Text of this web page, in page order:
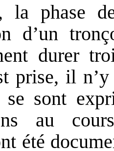
la phase
d’un
durer
prise, il
sont
au
été